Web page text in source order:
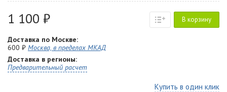
1 100 ₽ В корзину
Доставка по Москве:
600 ₽ Москва, в пределах МКАД
Доставка в регионы:
Предварительный расчет
Купить в один клик